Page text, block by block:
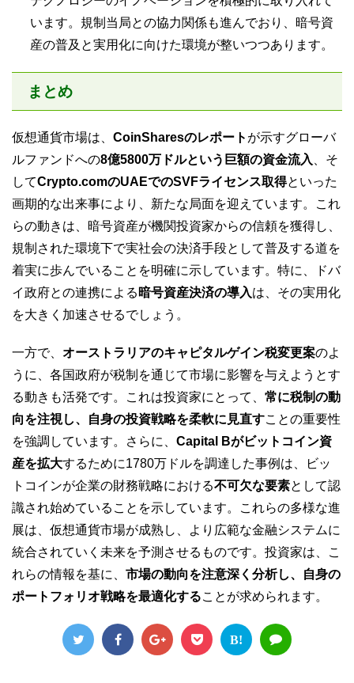
います。規制当局との協力関係も進んでおり、暗号資
産の普及と実用化に向けた環境が整いつつあります。
まとめ
仮想通貨市場は、 CoinSharesのレポート が示すグローバ
ルファンドへの8億5800万ドルという巨額の資金流入
、そ
してCrypto.comのUAEでのSVFライセンス取得といった
画期的な出来事により、新たな局面を迎えています。これ
らの動きは、暗号資産が機関投資家からの信頼を獲得し、
規制された環境下で実社会の決済手段として普及する道を
着実に歩んでいることを明確に示しています。特に、ドバ
イ政府との連携による 暗号資産決済の導入は、その実用化
を大きく加速させるでしょう。
一方で、 オーストラリアのキャピタルゲイン税変更案のよ
うに、各国政府が税制を通じて市場に影響を与えようとす
る動きも活発です。これは投資家にとって、 常に税制の動
向を注視し、自身の投資戦略を柔軟に見直すことの重要性
を強調しています。さらに、 Capital Bがビットコイン資
産を拡大するために1780万ドルを調達した事例は、ビッ
トコインが企業の財務戦略における不可欠な要素として認
識され始めていることを示しています。これらの多様な進
展は、仮想通貨市場が成熟し、より広範な金融システムに
統合されていく未来を予測させるものです。投資家は、こ
れらの情報を基に、 市場の動向を注意深く分析し、自身の
ポートフォリオ戦略を最適化することが求められます。
B!